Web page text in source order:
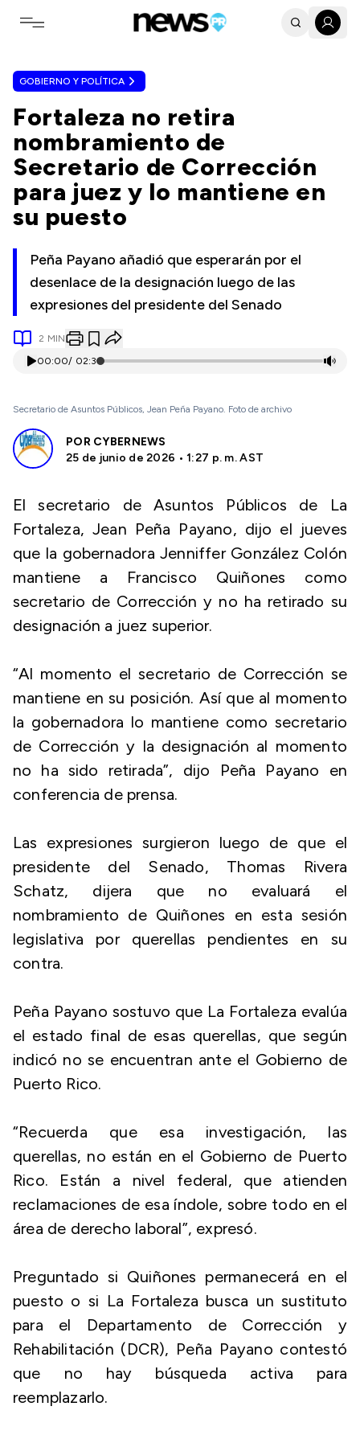
Toggle navigation menu
GOBIERNO Y POLÍTICA
Fortaleza no retira
nombramiento de
Secretario de Corrección
para juez y lo mantiene en
su puesto
Peña Payano añadió que esperarán por el
desenlace de la designación luego de las
expresiones del presidente del Senado
2 MIN
00:00/ 02:31
Secretario de Asuntos Públicos, Jean Peña Payano. Foto de archivo
POR CYBERNEWS
25 de junio de 2026 • 1:27 p. m. AST
El secretario de Asuntos Públicos de La
Fortaleza, Jean Peña Payano, dijo el jueves
que la gobernadora Jenniffer González Colón
mantiene a Francisco Quiñones como
secretario de Corrección y no ha retirado su
designación a juez superior.
“Al momento el secretario de Corrección se
mantiene en su posición. Así que al momento
la gobernadora lo mantiene como secretario
de Corrección y la designación al momento
no ha sido retirada”, dijo Peña Payano en
conferencia de prensa.
Las expresiones surgieron luego de que el
presidente del Senado, Thomas Rivera
Schatz, dijera que no evaluará el
nombramiento de Quiñones en esta sesión
legislativa por querellas pendientes en su
contra.
Peña Payano sostuvo que La Fortaleza evalúa
el estado final de esas querellas, que según
indicó no se encuentran ante el Gobierno de
Puerto Rico.
“Recuerda que esa investigación, las
querellas, no están en el Gobierno de Puerto
Rico. Están a nivel federal, que atienden
reclamaciones de esa índole, sobre todo en el
área de derecho laboral”, expresó.
Preguntado si Quiñones permanecerá en el
puesto o si La Fortaleza busca un sustituto
para el Departamento de Corrección y
Rehabilitación (DCR), Peña Payano contestó
que no hay búsqueda activa para
reemplazarlo.